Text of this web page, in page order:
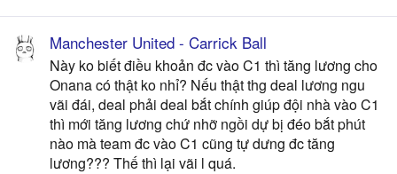
Manchester United - Carrick Ball
Này ko biết điều khoản đc vào C1 thì tăng lương cho
Onana có thật ko nhỉ? Nếu thật thg deal lương ngu
vãi đái, deal phải deal bắt chính giúp đội nhà vào C1
thì mới tăng lương chứ nhỡ ngồi dự bị đéo bắt phút
nào mà team đc vào C1 cũng tự dưng đc tăng
lương??? Thế thì lại vãi l quá.